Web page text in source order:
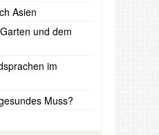
Asien
und dem
im
Muss?